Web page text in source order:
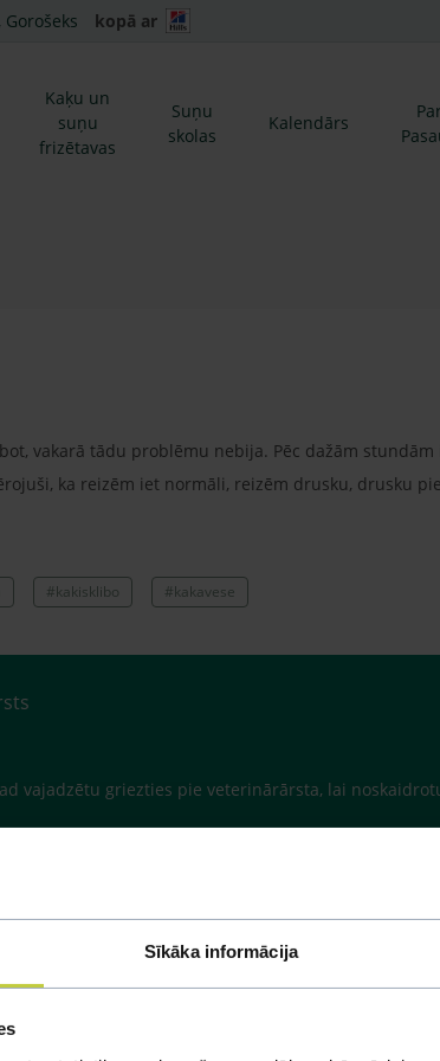
Sīkāka informācija
Gorošeks kopā ar
Kaķu un
suņu
frizētavas
Suņu
skolas
Kalendārs
vakarā tādu problēmu nebija. Pēc dažām
ka reizēm iet normāli, reizēm drusku, drusku
#kakisklibo #kakavese
vajadzētu griezties pie veterinārārsta, lai